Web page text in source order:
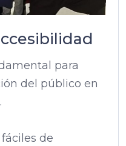
para
del público en
de